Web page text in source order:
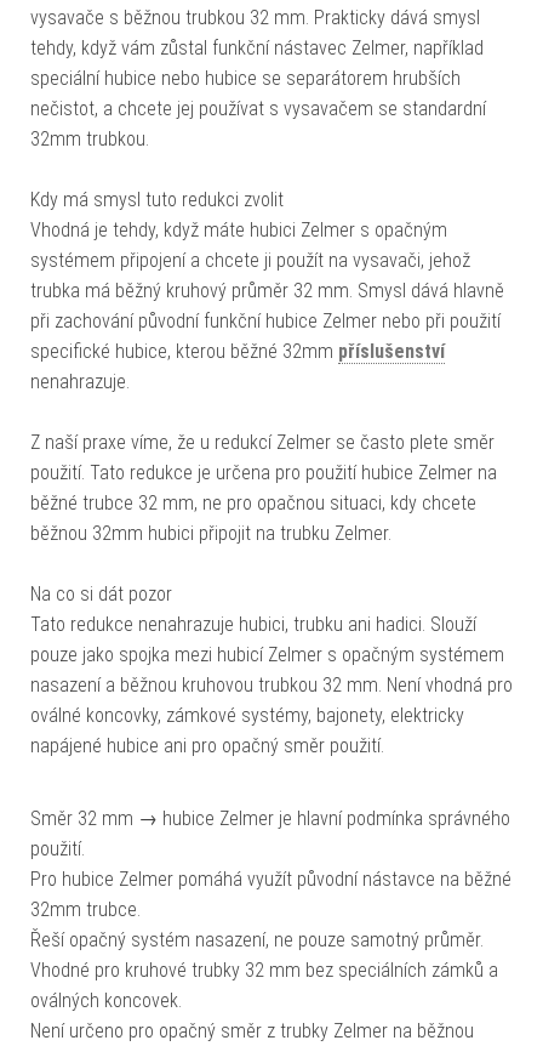
vysavače s běžnou trubkou 32 mm. Prakticky dává smysl
tehdy, když vám zůstal funkční nástavec Zelmer, například
speciální hubice nebo hubice se separátorem hrubších
nečistot, a chcete jej používat s vysavačem se standardní
32mm trubkou.
Kdy má smysl tuto redukci zvolit
Vhodná je tehdy, když máte hubici Zelmer s opačným
systémem připojení a chcete ji použít na vysavači, jehož
trubka má běžný kruhový průměr 32 mm. Smysl dává hlavně
při zachování původní funkční hubice Zelmer nebo při použití
specifické hubice, kterou běžné 32mm příslušenství
nenahrazuje.
Z naší praxe víme, že u redukcí Zelmer se často plete směr
použití. Tato redukce je určena pro použití hubice Zelmer na
běžné trubce 32 mm, ne pro opačnou situaci, kdy chcete
běžnou 32mm hubici připojit na trubku Zelmer.
Na co si dát pozor
Tato redukce nenahrazuje hubici, trubku ani hadici. Slouží
pouze jako spojka mezi hubicí Zelmer s opačným systémem
nasazení a běžnou kruhovou trubkou 32 mm. Není vhodná pro
oválné koncovky, zámkové systémy, bajonety, elektricky
napájené hubice ani pro opačný směr použití.
Směr 32 mm → hubice Zelmer je hlavní podmínka správného
použití.
Pro hubice Zelmer pomáhá využít původní nástavce na běžné
32mm trubce.
Řeší opačný systém nasazení, ne pouze samotný průměr.
Vhodné pro kruhové trubky 32 mm bez speciálních zámků a
oválných koncovek.
Není určeno pro opačný směr z trubky Zelmer na běžnou